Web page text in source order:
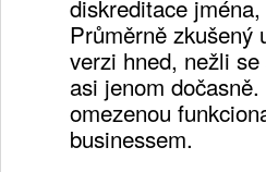
diskreditace jména,
Průměrně zkušený
verzi hned, nežli
asi jenom
omezenou
businessem.